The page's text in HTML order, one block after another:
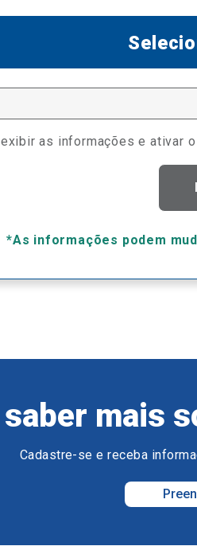
exibir as informações e ativar
*As informações podem
mais
Cadastre-se e receba